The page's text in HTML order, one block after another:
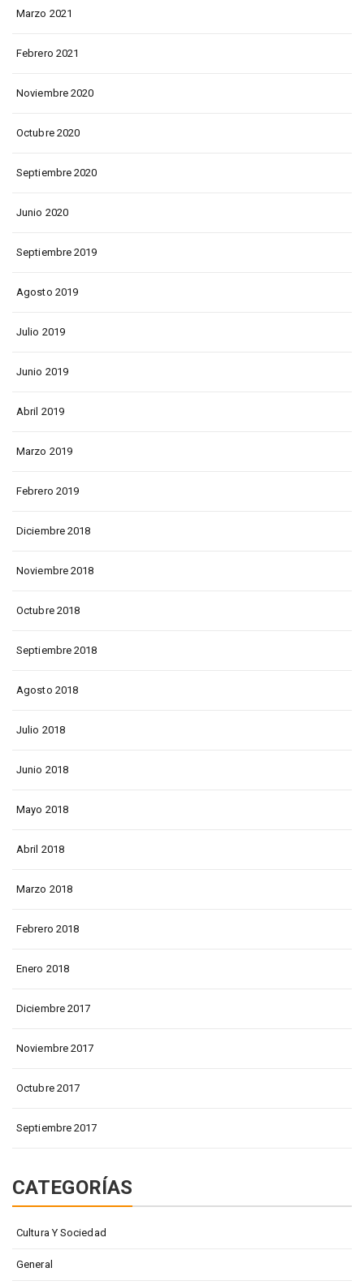
Marzo 2021
Febrero 2021
Noviembre 2020
Octubre 2020
Septiembre 2020
Junio 2020
Septiembre 2019
Agosto 2019
Julio 2019
Junio 2019
Abril 2019
Marzo 2019
Febrero 2019
Diciembre 2018
Noviembre 2018
Octubre 2018
Septiembre 2018
Agosto 2018
Julio 2018
Junio 2018
Mayo 2018
Abril 2018
Marzo 2018
Febrero 2018
Enero 2018
Diciembre 2017
Noviembre 2017
Octubre 2017
Septiembre 2017
CATEGORÍAS
Cultura Y Sociedad
General